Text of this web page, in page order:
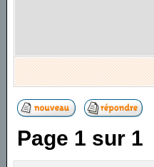
Page 1 sur 1